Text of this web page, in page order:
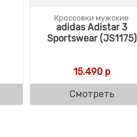
Кроссовки мужские
adidas Adistar 3
Sportswear (JS1175)
15.490р
Смотреть